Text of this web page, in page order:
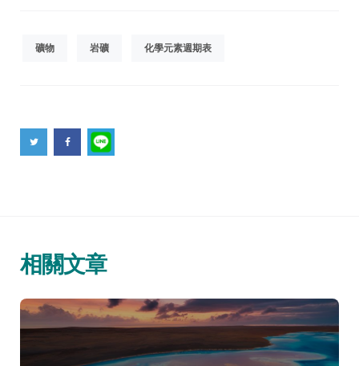
礦物 岩礦 化學元素週期表
相關文章